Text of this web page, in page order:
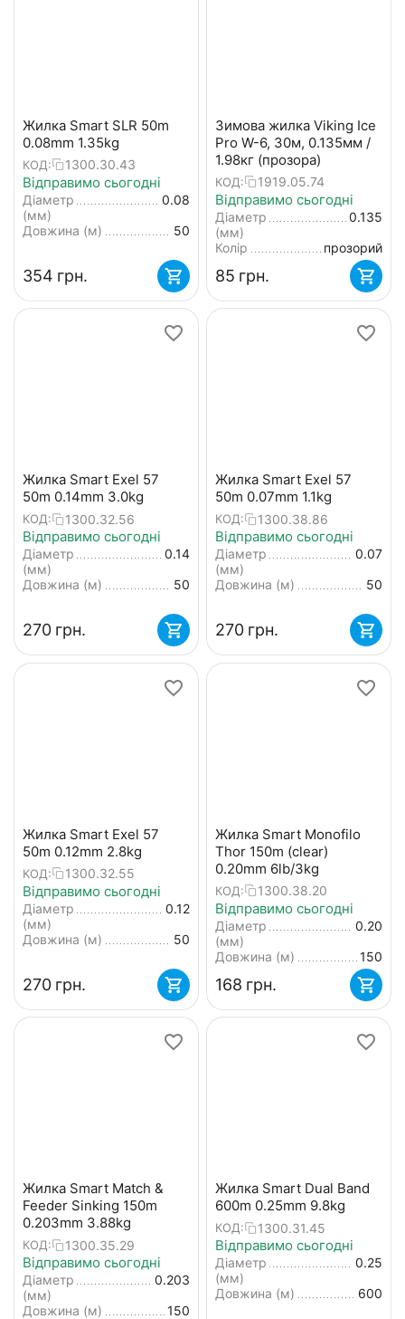
Жилка Smart SLR 50m
0.08mm 1.35kg
КОД: 1300.30.43
Відправимо сьогодні
Діаметр
(мм)
0.08
Довжина (м)
50
‍354‍ грн.
Зимова жилка Viking Ice
Pro W-6, 30м, 0.135мм /
1.98кг (прозора)
КОД: 1919.05.74
Відправимо сьогодні
Діаметр
(мм)
0.135
Колір
прозорий
‍85‍ грн.
Жилка Smart Exel 57
50m 0.14mm 3.0kg
КОД: 1300.32.56
Відправимо сьогодні
Діаметр
(мм)
0.14
Довжина (м)
50
‍270‍ грн.
Жилка Smart Exel 57
50m 0.07mm 1.1kg
КОД: 1300.38.86
Відправимо сьогодні
Діаметр
(мм)
0.07
Довжина (м)
50
‍270‍ грн.
Жилка Smart Exel 57
50m 0.12mm 2.8kg
КОД: 1300.32.55
Відправимо сьогодні
Діаметр
(мм)
0.12
Довжина (м)
50
‍270‍ грн.
Жилка Smart Monofilo
Thor 150m (clear)
0.20mm 6lb/3kg
КОД: 1300.38.20
Відправимо сьогодні
Діаметр
(мм)
0.20
Довжина (м)
150
‍168‍ грн.
Жилка Smart Match &
Feeder Sinking 150m
0.203mm 3.88kg
КОД: 1300.35.29
Відправимо сьогодні
Діаметр
(мм)
0.203
Довжина (м)
150
Жилка Smart Dual Band
600m 0.25mm 9.8kg
КОД: 1300.31.45
Відправимо сьогодні
Діаметр
(мм)
0.25
Довжина (м)
600